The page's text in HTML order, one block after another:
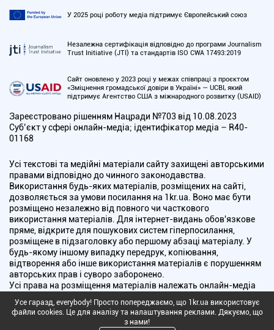
У 2025 році роботу медіа підтримує Європейський союз
Незалежна сертифікація відповідно до програми Journalism
Trust Initiative (JTI) та стандартів ISO CWA 17493:2019
Сайт оновлено у 2023 році у межах співпраці з проєктом
«Зміцнення громадської довіри в Україні» — UCBI, який
підтримує Агентство США з міжнародного розвитку (USAID)
Зареєстровано рішенням Нацради №703 від 10.08.2023
Cуб’єкт у сфері онлайн-медіа; ідентифікатор медіа – R40-
01168
Усі текстові та медійні матеріали сайту захищені авторськими
правами відповідно до чинного законодавства.
Використання будь-яких матеріалів, розміщених на сайті,
дозволяється за умови посилання на 1kr.ua. Воно має бути
розміщено незалежно від повного чи часткового
використання матеріалів. Для інтернет-видань обов'язкове
пряме, відкрите для пошукових систем гіперпосилання,
розміщене в підзаголовку або першому абзаці матеріалу. У
будь-якому іншому випадку передрук, копіювання,
відтворення або інше використання матеріалів є порушенням
авторських прав і суворо заборонено.
Усі права на розміщення матеріалів належать онлайн-медіа
"Перший Криворізький". Медіа зареєстроване Національною
радою України з питань телебачення і радіомовлення.
Усе гаразд, everybody! Просто попереджаємо, що 1kr.ua використовує
файли cookies. Це для аналізу та налаштування реклами. Дякуємо, що
з нами!